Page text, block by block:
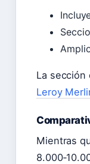
La sección
Leroy
Mientras